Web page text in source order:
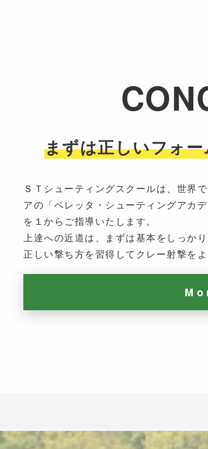
まずは正しいフォ
ＳＴシューティングスクールは、世界
アの「ベレッタ・シューティングアカ
を１からご指導いたします。
上達への近道は、まずは基本をしっか
正しい撃ち方を習得してクレー射撃を